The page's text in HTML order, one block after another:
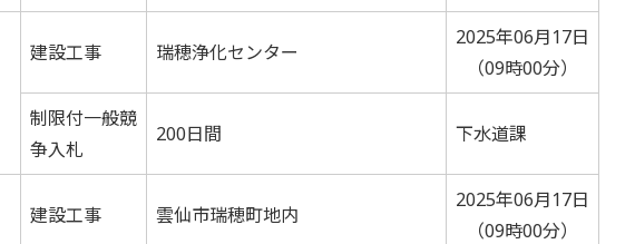
建設工事 瑞穂浄化センター
2025年06月17日
（09時00分）
制限付一般競
争入札
200日間 下水道課
建設工事 雲仙市瑞穂町地内
2025年06月17日
（09時00分）